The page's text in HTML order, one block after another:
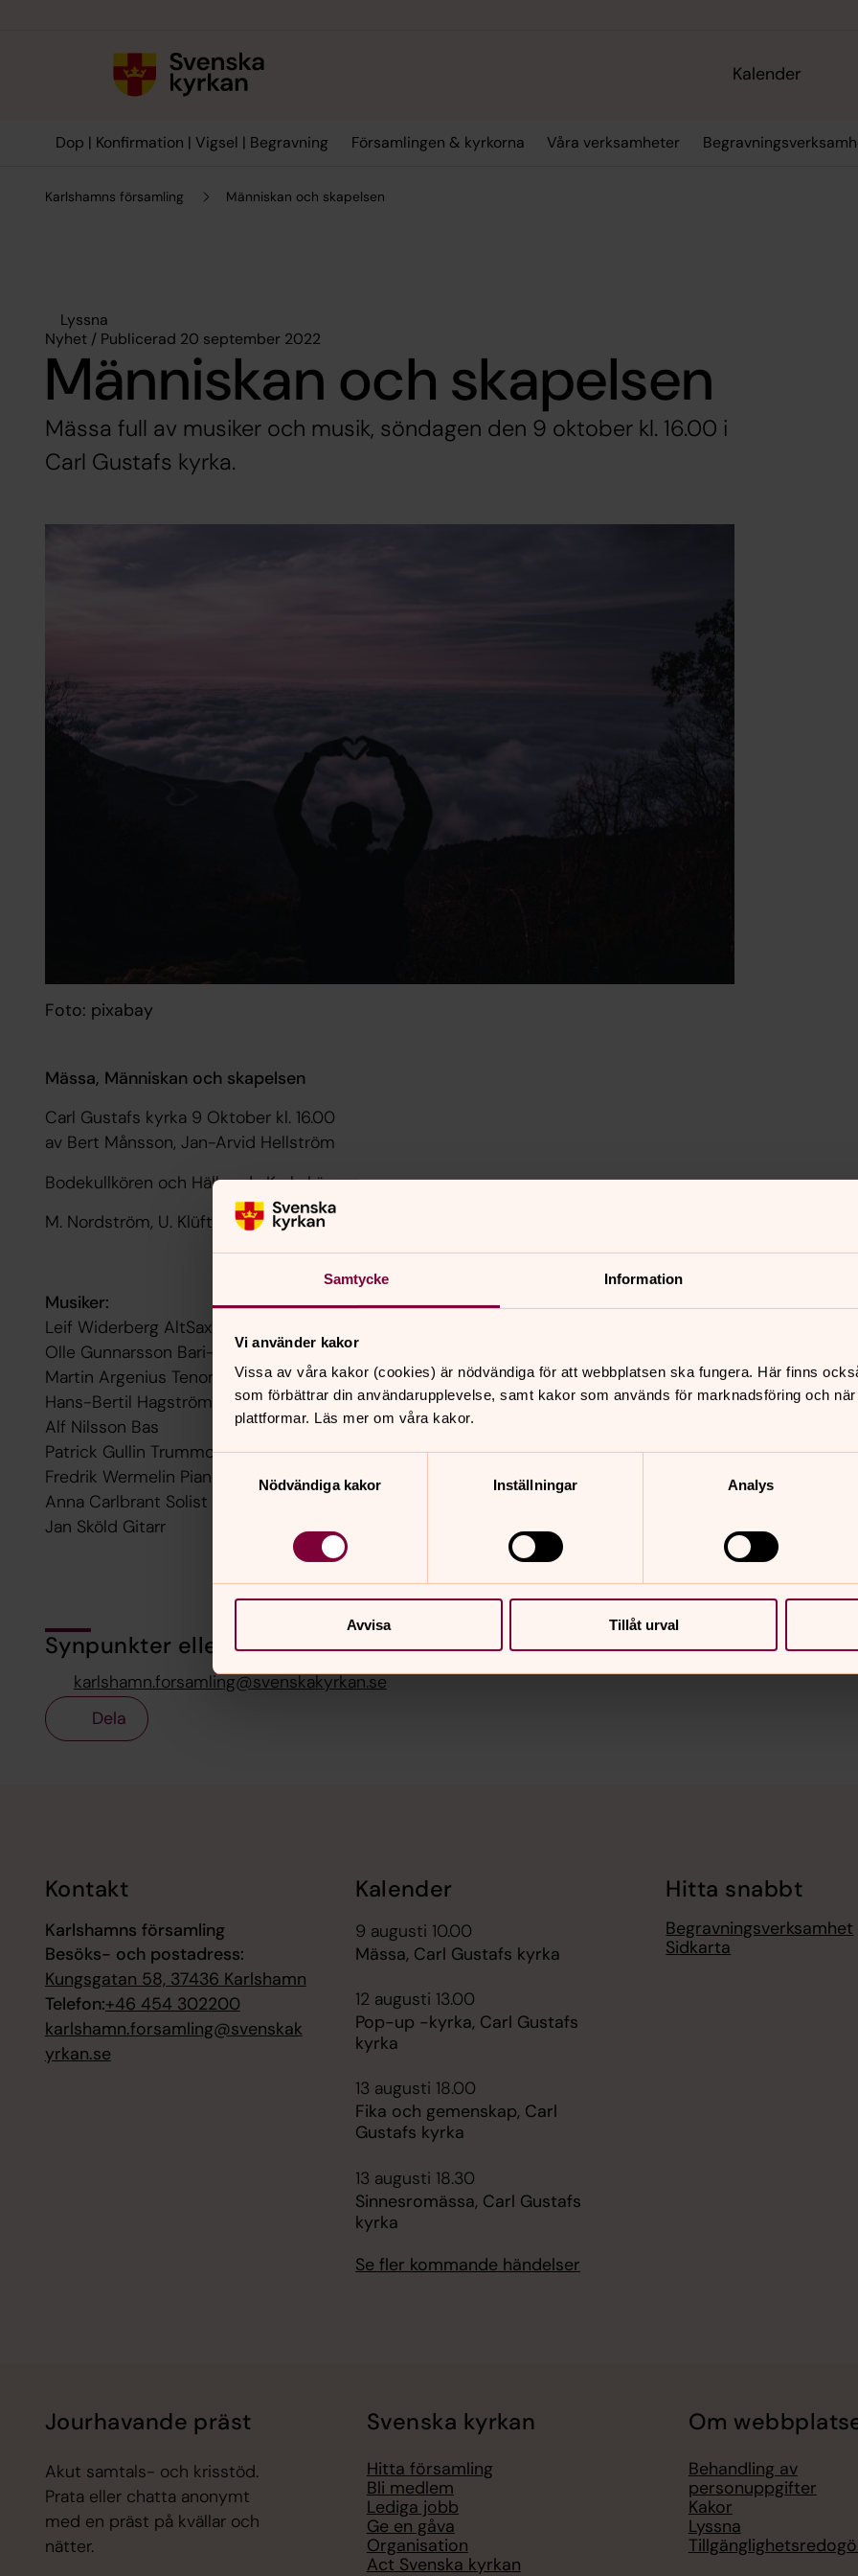
Samtycke Information
Vi använder kakor
Vissa av våra kakor (cookies) är nödvändiga för att webbplatsen ska fungera. Här finns
som förbättrar din användarupplevelse, samt kakor som används för marknadsföring och
plattformar. Läs mer om våra kakor.
Samtyckesval
Nödvändiga kakor
Inställningar Analys
Avvisa Tillåt urval
Kalender
Dop | Konfirmation | Vigsel | Begravning Församlingen & kyrkorna Våra verksamheter
Karlshamns församling Människan och skapelsen
Lyssna
Nyhet / Publicerad 20 september 2022
Människan och skapelsen
Mässa full av musiker och musik, söndagen den 9 oktober kl. 16.00 i
Carl Gustafs kyrka.
Foto: pixabay
Mässa, Människan och skapelsen
Carl Gustafs kyrka 9 Oktober kl. 16.00
av Bert Månsson, Jan-Arvid Hellström
Bodekullkören och Hällaryds Kyrkokör
M. Nordström, U. Klüft, E. Skåre
Musiker:
Leif Widerberg AltSax
Olle Gunnarsson Bari-Sax
Martin Argenius TenorSax 1
Hans-Bertil Hagström TenorSax 2
Alf Nilsson Bas
Patrick Gullin Trummor
Fredrik Wermelin Piano
Anna Carlbrant Solist
Jan Sköld Gitarr
Synpunkter eller frågor på sidans innehåll?
karlshamn.forsamling@svenskakyrkan.se
Dela
Kontakt
Karlshamns församling
Besöks- och postadress:
Kungsgatan 58, 37436 Karlshamn
Telefon:+46 454 302200
karlshamn.forsamling@svenskak
yrkan.se
Kalender
9 augusti 10.00
Mässa, Carl Gustafs kyrka
12 augusti 13.00
Pop-up -kyrka, Carl Gustafs
kyrka
13 augusti 18.00
Fika och gemenskap, Carl
Gustafs kyrka
13 augusti 18.30
Sinnesromässa, Carl Gustafs
kyrka
Se fler kommande händelser
Hitta snabbt
Begravningsverksamhet
Sidkarta
Jourhavande präst
Akut samtals- och krisstöd.
Prata eller chatta anonymt
med en präst på kvällar och
nätter.
Svenska kyrkan
Hitta församling
Bli medlem
Lediga jobb
Ge en gåva
Organisation
Act Svenska kyrkan
Om
Behandling av
personuppgifter
Kakor
Lyssna